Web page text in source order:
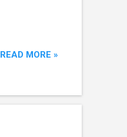
READ MORE »